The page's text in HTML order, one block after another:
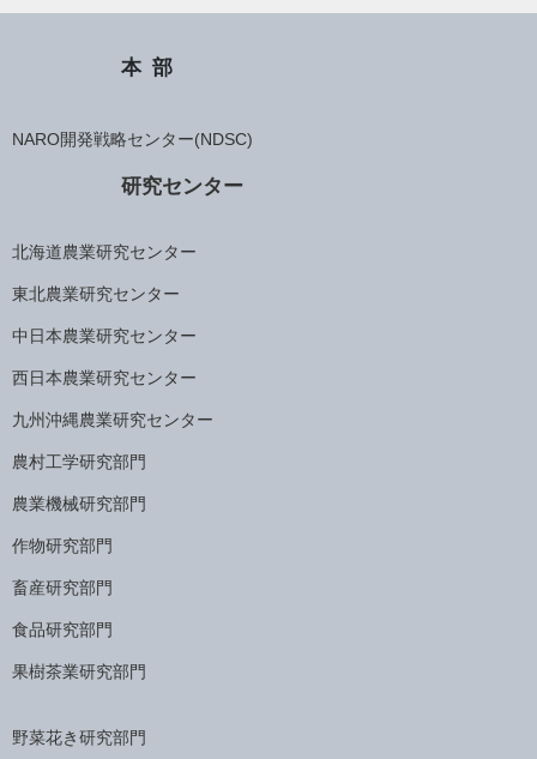
本部
NARO開発戦略センター(NDSC)
研究センター
北海道農業研究センター
東北農業研究センター
中日本農業研究センター
西日本農業研究センター
九州沖縄農業研究センター
農村工学研究部門
農業機械研究部門
作物研究部門
畜産研究部門
食品研究部門
果樹茶業研究部門
野菜花き研究部門